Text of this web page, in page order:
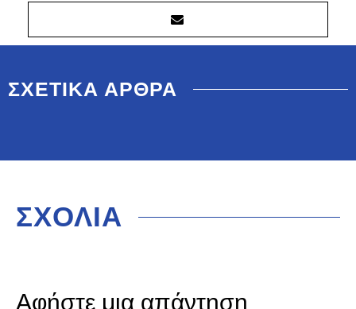
ΣΧΕΤΙΚΑ ΑΡΘΡΑ
ΣΧΟΛΙΑ
Αφήστε μια απάντηση